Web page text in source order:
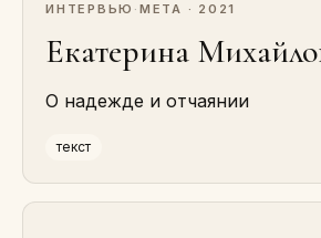
ИНТЕРВЬЮ · МЕТА · 2021
Екатерина
О надежде и отчаянии
текст